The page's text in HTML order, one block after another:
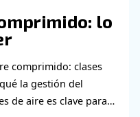
Buscar
O
De Aire?